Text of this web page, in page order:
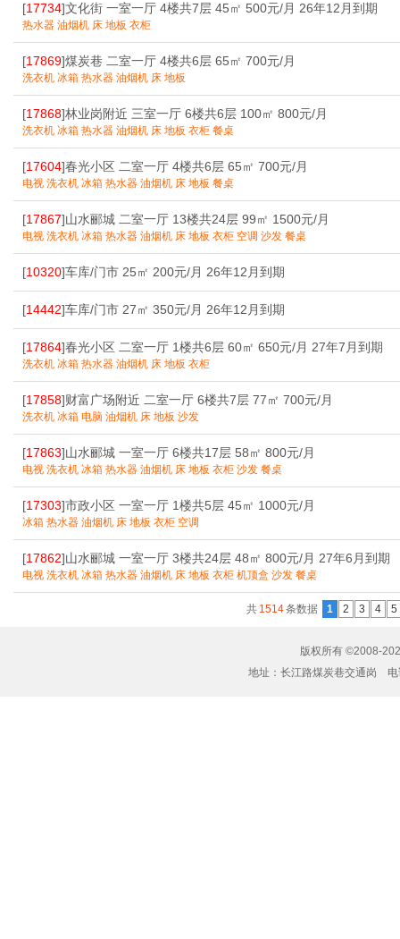
[17734]文化街 一室一厅 4楼共7层 45㎡ 500元/月 26年12月到期
热水器 油烟机 床 地板 衣柜
[17869]煤炭巷 二室一厅 4楼共6层 65㎡ 700元/月
洗衣机 冰箱 热水器 油烟机 床 地板
[17868]林业岗附近 三室一厅 6楼共6层 100㎡ 800元/月
洗衣机 冰箱 热水器 油烟机 床 地板 衣柜 餐桌
[17604]春光小区 二室一厅 4楼共6层 65㎡ 700元/月
电视 洗衣机 冰箱 热水器 油烟机 床 地板 餐桌
[17867]山水郦城 二室一厅 13楼共24层 99㎡ 1500元/月
电视 洗衣机 冰箱 热水器 油烟机 床 地板 衣柜 空调 沙发 餐桌
[10320]车库/门市 25㎡ 200元/月 26年12月到期
[14442]车库/门市 27㎡ 350元/月 26年12月到期
[17864]春光小区 二室一厅 1楼共6层 60㎡ 650元/月 27年7月到期
洗衣机 冰箱 热水器 油烟机 床 地板 衣柜
[17858]财富广场附近 二室一厅 6楼共7层 77㎡ 700元/月
洗衣机 冰箱 电脑 油烟机 床 地板 沙发
[17863]山水郦城 一室一厅 6楼共17层 58㎡ 800元/月
电视 洗衣机 冰箱 热水器 油烟机 床 地板 衣柜 沙发 餐桌
[17303]市政小区 一室一厅 1楼共5层 45㎡ 1000元/月
冰箱 热水器 油烟机 床 地板 衣柜 空调
[17862]山水郦城 一室一厅 3楼共24层 48㎡ 800元/月 27年6月到期
电视 洗衣机 冰箱 热水器 油烟机 床 地板 衣柜 机顶盒 沙发 餐桌
共 1514条数据 1 2 3 4 5
版权所有 ©2008-
地址：长江路煤炭巷交通岗